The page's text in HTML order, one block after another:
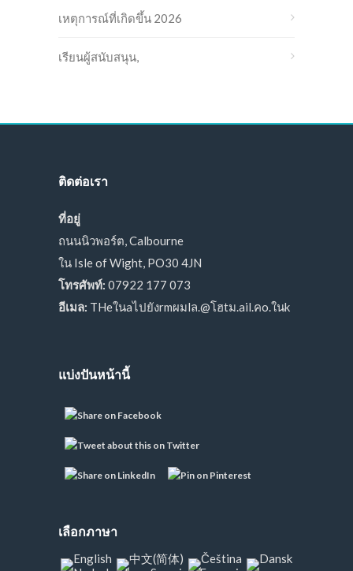
เหตุการณ์ที่เกิดขึ้น 2026
เรียนผู้สนับสนุน,
ติดต่อเรา
ที่อยู่
ถนนนิวพอร์ต, Calbourne
ใน Isle of Wight, PO30 4JN
โทรศัพท์: 07922 177 073
อีเมล: THeในaไปยังrmผมlล.@โฮtม.ail.คo.ในk
แบ่งปันหน้านี้
เลือกภาษา